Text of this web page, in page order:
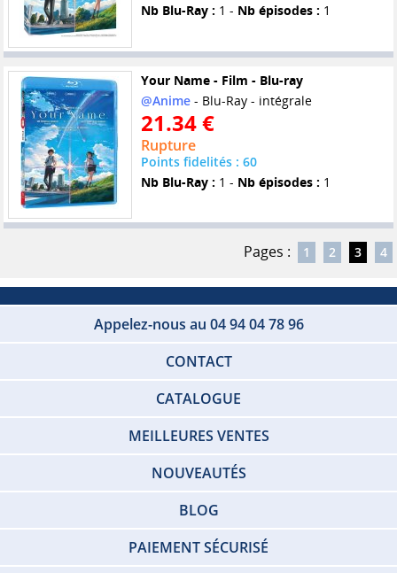
Nb Blu-Ray : 1 - Nb épisodes : 1
Your Name - Film - Blu-ray
@Anime- Blu-Ray - intégrale
21.34 €
Rupture
Points fidelités : 60
Nb Blu-Ray : 1 - Nb épisodes : 1
Pages : 1 2 3 4
Appelez-nous au 04 94 04 78 96
CONTACT
CATALOGUE
MEILLEURES VENTES
NOUVEAUTÉS
BLOG
PAIEMENT SÉCURISÉ